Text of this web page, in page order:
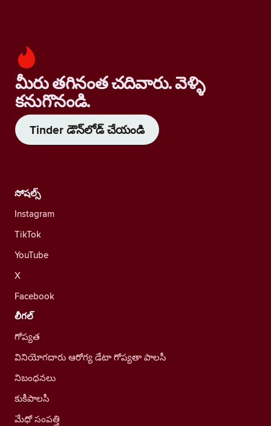
మీరు తగినంత చదివారు. వెళ్ళి
కనుగొనండి.
Tinder డౌన్‌లోడ్ చేయండి
సోషల్స్
Instagram
TikTok
YouTube
X
Facebook
లీగల్
గోప్యత
వినియోగదారు ఆరోగ్య డేటా గోప్యతా పాలసీ
నిబంధనలు
కుకీపాలసీ
మేధో సంపత్తి